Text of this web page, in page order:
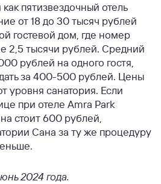
пятизвездочный отель
от 18 до 30 тысяч рублей
гостевой дом, где номер
2,5 тысячи рублей. Средний
рублей на одного гостя,
за 400-500 рублей. Цены
уровня санатория. Если
при отеле Amra Park
стоит 600 рублей,
Сана за ту же процедуру
2024 года.